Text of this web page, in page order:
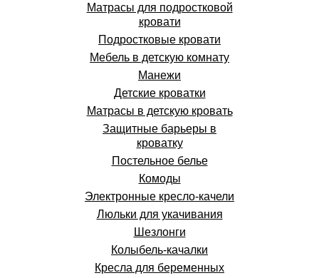
Матрасы для подростковой
кровати
Подростковые кровати
Мебель в детскую комнату
Манежи
Детские кроватки
Матрасы в детскую кровать
Защитные барьеры в
кроватку
Постельное белье
Комоды
Электронные кресло-качели
Люльки для укачивания
Шезлонги
Колыбель-качалки
Кресла для беременных